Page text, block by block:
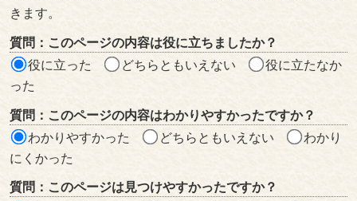
ツ
評
価
ア
きます。
質問：このページの内容は役に立ちましたか？
役に立った
どちらともいえない
役に立たなか
った
質問：このページの内容はわかりやすかったですか？
わかりやすかった
どちらともいえない
わかり
にくかった
質問：このページは見つけやすかったですか？